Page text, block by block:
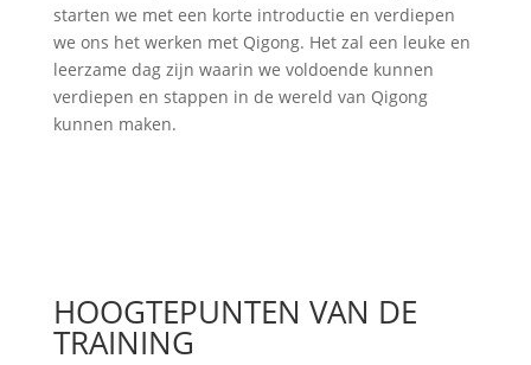
starten we met een korte introductie en verdiepen
we ons het werken met Qigong. Het zal een leuke en
leerzame dag zijn waarin we voldoende kunnen
verdiepen en stappen in de wereld van Qigong
kunnen maken.
HOOGTEPUNTEN VAN DE
TRAINING